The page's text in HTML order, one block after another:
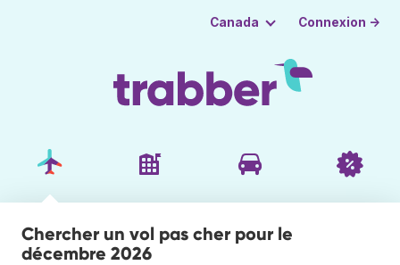
Canada Connexion →
Chercher un vol pas cher pour le
décembre 2026